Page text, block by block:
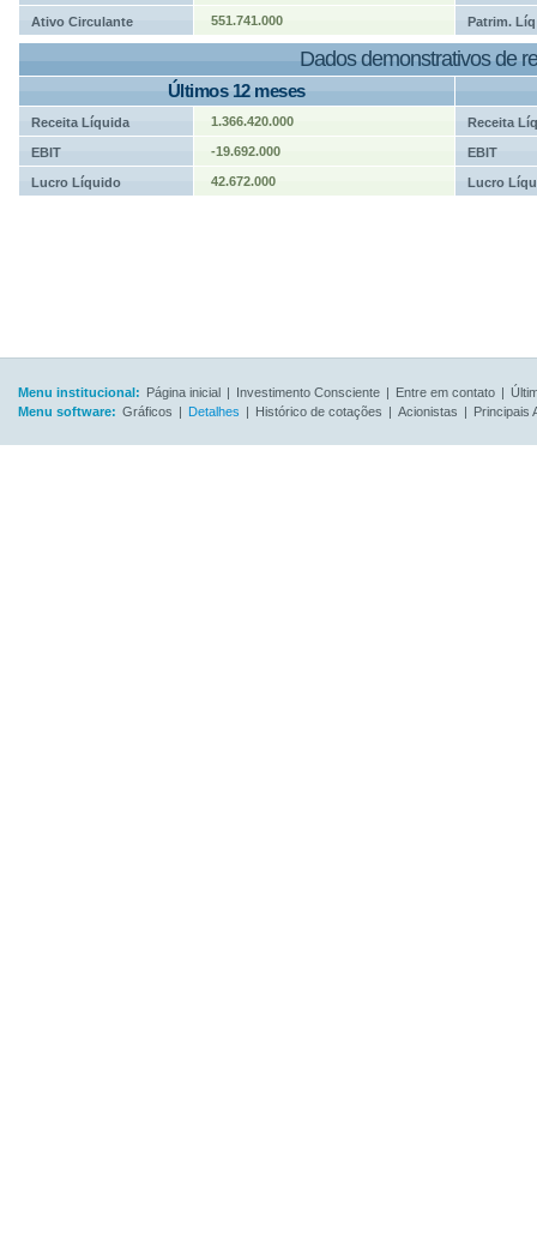
Ativo Circulante 551.741.000 Patrim. Líq
Dados demonstrativos de
Últimos 12 meses
Receita Líquida 1.366.420.000 Receita
EBIT -19.692.000 EBIT
Lucro Líquido 42.672.000 Lucro
Menu institucional: Página inicial | Investimento Consciente | Entre em contato |
Menu software: Gráficos | Detalhes | Histórico de cotações | Acionistas | Principais